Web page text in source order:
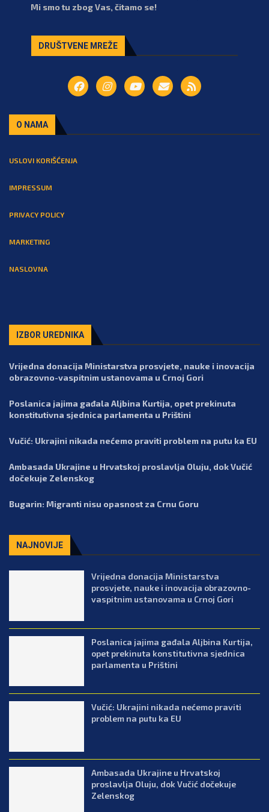
Mi smo tu zbog Vas, čitamo se!
DRUŠTVENE MREŽE
O NAMA
USLOVI KORIŠĆENJA
IMPRESSUM
PRIVACY POLICY
MARKETING
NASLOVNA
IZBOR UREDNIKA
Vrijedna donacija Ministarstva prosvjete, nauke i inovacija
obrazovno-vaspitnim ustanovama u Crnoj Gori
Poslanica jajima gađala Aljbina Kurtija, opet prekinuta
konstitutivna sjednica parlamenta u Prištini
Vučić: Ukrajini nikada nećemo praviti problem na putu ka EU
Ambasada Ukrajine u Hrvatskoj proslavlja Oluju, dok Vučić
dočekuje Zelenskog
Bugarin: Migranti nisu opasnost za Crnu Goru
NAJNOVIJE
Vrijedna donacija Ministarstva
prosvjete, nauke i inovacija obrazovno-
vaspitnim ustanovama u Crnoj Gori
Poslanica jajima gađala Aljbina Kurtija,
opet prekinuta konstitutivna sjednica
parlamenta u Prištini
Vučić: Ukrajini nikada nećemo praviti
problem na putu ka EU
Ambasada Ukrajine u Hrvatskoj
proslavlja Oluju, dok Vučić dočekuje
Zelenskog